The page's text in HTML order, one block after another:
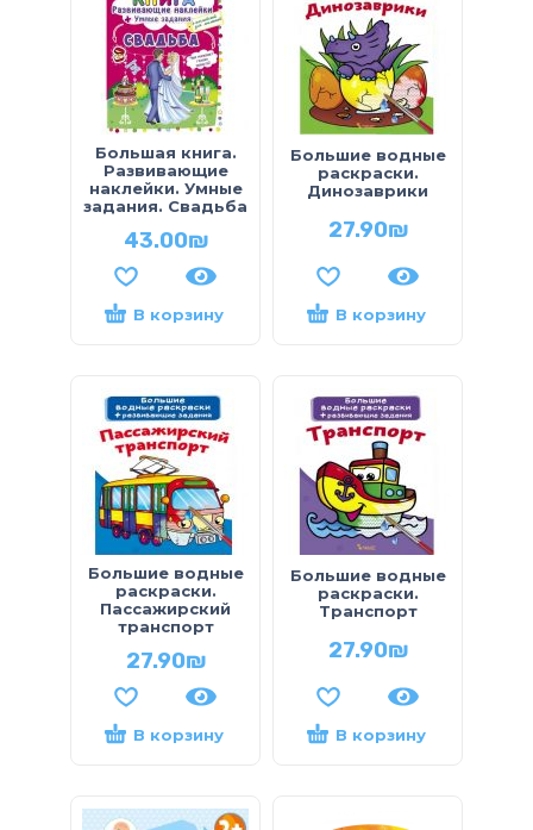
Большая книга.
Развивающие
наклейки. Умные
задания. Свадьба
43.00₪
В корзину
Большие водные
раскраски.
Динозаврики
27.90₪
В корзину
Большие водные
раскраски.
Пассажирский
транспорт
27.90₪
В корзину
Большие водные
раскраски.
Транспорт
27.90₪
В корзину